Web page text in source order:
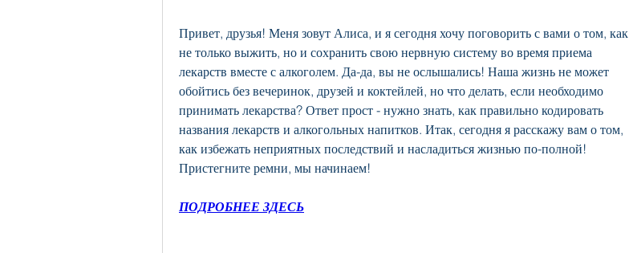
Привет, друзья! Меня зовут Алиса, и я сегодня хочу поговорить с вами о том, как
не только выжить, но и сохранить свою нервную систему во время приема
лекарств вместе с алкоголем. Да-да, вы не ослышались! Наша жизнь не может
обойтись без вечеринок, друзей и коктейлей, но что делать, если необходимо
принимать лекарства? Ответ прост - нужно знать, как правильно кодировать
названия лекарств и алкогольных напитков. Итак, сегодня я расскажу вам о том,
как избежать неприятных последствий и насладиться жизнью по-полной!
Пристегните ремни, мы начинаем!
ПОДРОБНЕЕ ЗДЕСЬ